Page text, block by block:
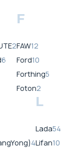
2
6
F
FAW12
Ford10
Forthing5
Foton2
4
L
Lada54
Lifan10